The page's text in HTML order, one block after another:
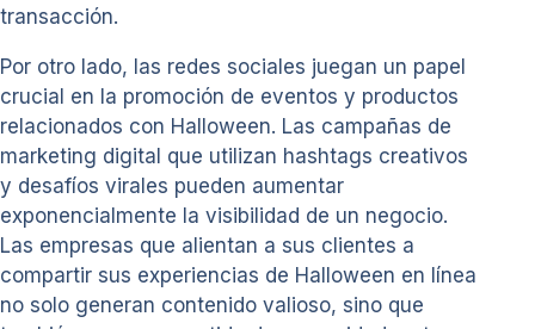
transacción.
Por otro lado, las redes sociales juegan un papel
crucial en la promoción de eventos y productos
relacionados con Halloween. Las campañas de
marketing digital que utilizan hashtags creativos
y desafíos virales pueden aumentar
exponencialmente la visibilidad de un negocio.
Las empresas que alientan a sus clientes a
compartir sus experiencias de Halloween en línea
no solo generan contenido valioso, sino que